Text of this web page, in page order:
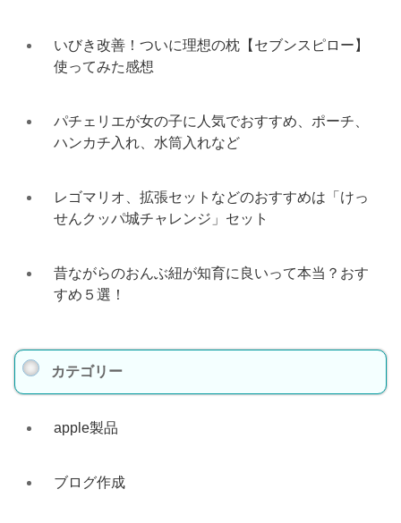
いびき改善！ついに理想の枕【セブンスピロー】
使ってみた感想
パチェリエが女の子に人気でおすすめ、ポーチ、
ハンカチ入れ、水筒入れなど
レゴマリオ、拡張セットなどのおすすめは「けっ
せんクッパ城チャレンジ」セット
昔ながらのおんぶ紐が知育に良いって本当？おす
すめ５選！
カテゴリー
apple製品
ブログ作成